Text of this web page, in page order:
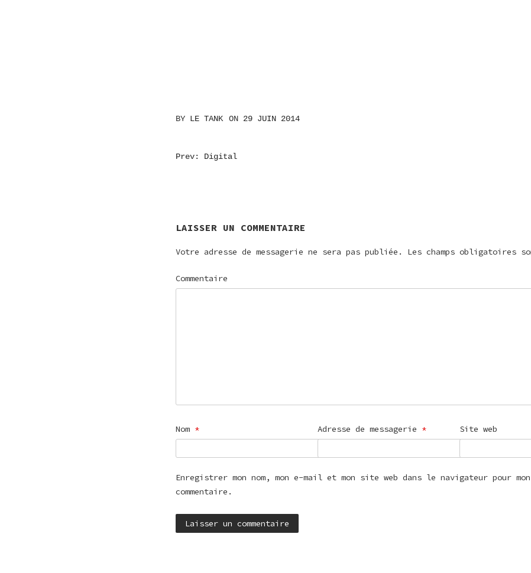
BY LE TANK ON 29 JUIN 2014
NAVIGATION
Prev: Digital
LAISSER UN COMMENTAIRE
Votre adresse de messagerie ne sera pas publiée. Les champs obligatoires
Commentaire
Nom * Adresse de messagerie * Site web
Enregistrer mon nom, mon e-mail et mon site web dans le navigateur pour
commentaire.